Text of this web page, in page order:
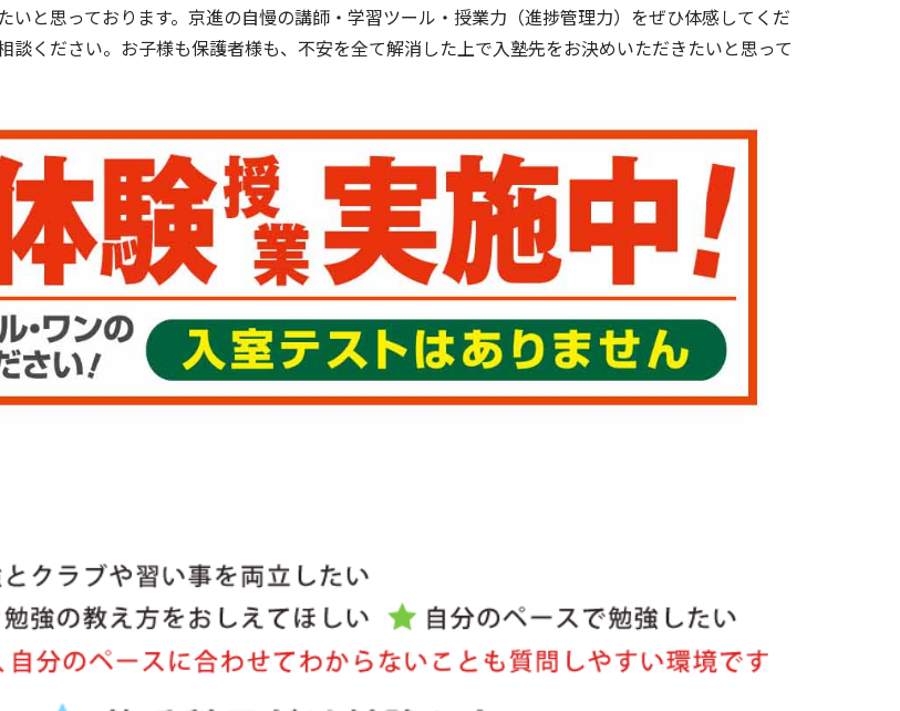
と思っております。京進の自慢の講師・学習ツール・授業力（進捗管理力）をぜひ体感してくだ
ください。お子様も保護者様も、不安を全て解消した上で入塾先をお決めいただきたいと思って